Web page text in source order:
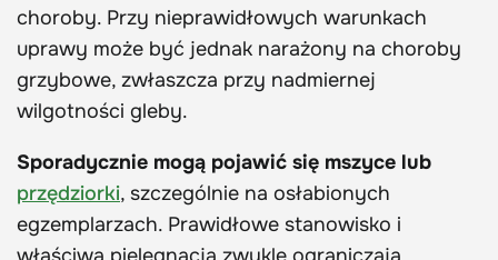
choroby. Przy nieprawidłowych warunkach
uprawy może być jednak narażony na choroby
grzybowe, zwłaszcza przy nadmiernej
wilgotności gleby.
Sporadycznie mogą pojawić się mszyce lub
przędziorki, szczególnie na osłabionych
egzemplarzach. Prawidłowe stanowisko i